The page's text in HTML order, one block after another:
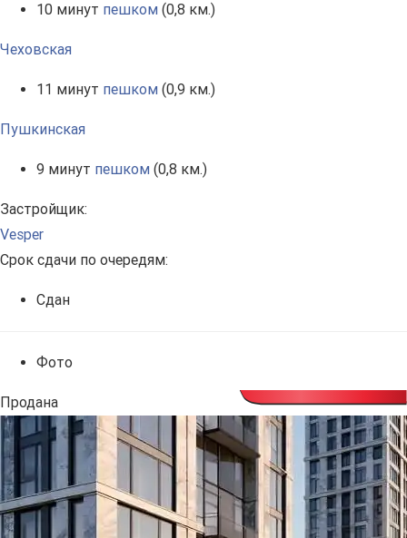
10 минут пешком (0,8 км.)
Чеховская
11 минут пешком (0,9 км.)
Пушкинская
9 минут пешком (0,8 км.)
Застройщик:
Vesper
Срок сдачи по очередям:
Сдан
Фото
Продана